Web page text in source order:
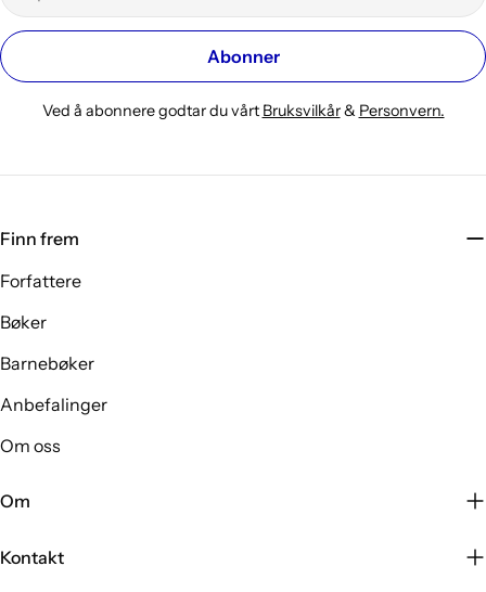
post
Abonner
Ved å abonnere godtar du vårt Bruksvilkår& Personvern.
Finn frem
Forfattere
Bøker
Barnebøker
Anbefalinger
Om oss
Om
Kontakt